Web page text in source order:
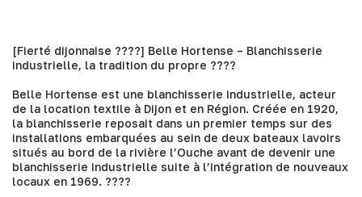
[Fierté dijonnaise ????] Belle Hortense – Blanchisserie
industrielle, la tradition du propre ????
Belle Hortense est une blanchisserie industrielle, acteur
de la location textile à Dijon et en Région. Créée en 1920,
la blanchisserie reposait dans un premier temps sur des
installations embarquées au sein de deux bateaux lavoirs
situés au bord de la rivière l’Ouche avant de devenir une
blanchisserie industrielle suite à l’intégration de nouveaux
locaux en 1969. ????